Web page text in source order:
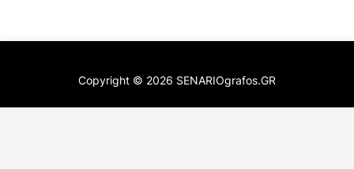
Copyright © 2026 SENARIOgrafos.GR